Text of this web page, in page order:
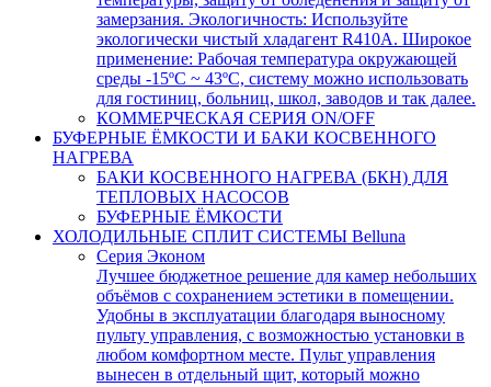
замерзания. Экологичность: Используйте
экологически чистый хладагент R410A. Широкое
применение: Рабочая температура окружающей
среды -15ºC ~ 43ºC, систему можно использовать
для гостиниц, больниц, школ, заводов и так далее.
КОММЕРЧЕСКАЯ СЕРИЯ ON/OFF
БУФЕРНЫЕ ЁМКОСТИ И БАКИ КОСВЕННОГО
НАГРЕВА
БАКИ КОСВЕННОГО НАГРЕВА (БКН) ДЛЯ
ТЕПЛОВЫХ НАСОСОВ
БУФЕРНЫЕ ЁМКОСТИ
ХОЛОДИЛЬНЫЕ СПЛИТ СИСТЕМЫ Belluna
Серия Эконом
Лучшее бюджетное решение для камер небольших
объёмов с сохранением эстетики в помещении.
Удобны в эксплуатации благодаря выносному
пульту управления, с возможностью установки в
любом комфортном месте. Пульт управления
вынесен в отдельный щит, который можно